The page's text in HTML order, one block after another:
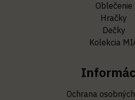
Oblečenie
Hračky
Dečky
Kolekcia
Ochrana